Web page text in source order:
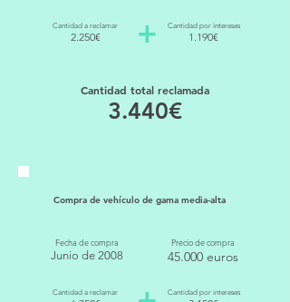
Cantidad a reclamar
2.250€ + Cantidad por intereses
1.190€
Cantidad total reclamada
3.440€
Compra de vehículo de gama media-alta
Fecha de compra
Junio de 2008
Precio de compra
45.000 euros
Cantidad a reclamar Cantidad por intereses